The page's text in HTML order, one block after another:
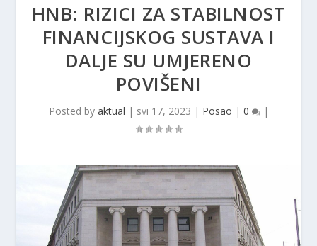
HNB: RIZICI ZA STABILNOST
FINANCIJSKOG SUSTAVA I
DALJE SU UMJERENO
POVIŠENI
Posted by aktual | svi 17, 2023 | Posao | 0 |